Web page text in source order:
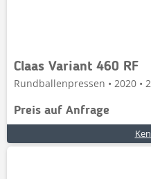
Claas Variant 460 RF
Rundballenpressen • 2020 •
Preis auf Anfrage